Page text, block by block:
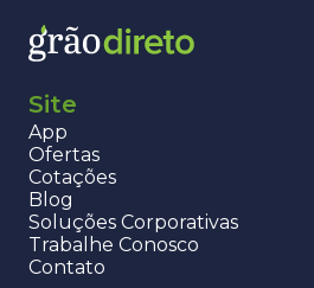
Site
App
Ofertas
Cotações
Blog
Soluções Corporativas
Trabalhe Conosco
Contato